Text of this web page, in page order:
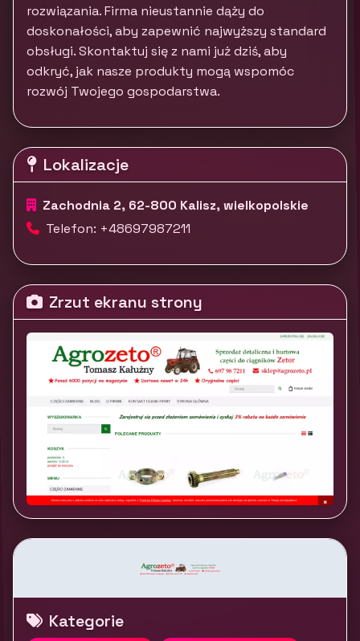
rozwiązania. Firma nieustannie dąży do
doskonałości, aby zapewnić najwyższy standard
obsługi. Skontaktuj się z nami już dziś, aby
odkryć, jak nasze produkty mogą wspomóc
rozwój Twojego gospodarstwa.
Lokalizacje
Zachodnia 2, 62-800 Kalisz, wielkopolskie
Telefon: +48697987211
Zrzut ekranu strony
Kategorie